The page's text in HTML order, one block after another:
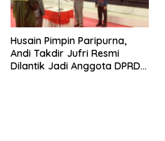
Husain Pimpin Paripurna,
Andi Takdir Jufri Resmi
Dilantik Jadi Anggota DPRD